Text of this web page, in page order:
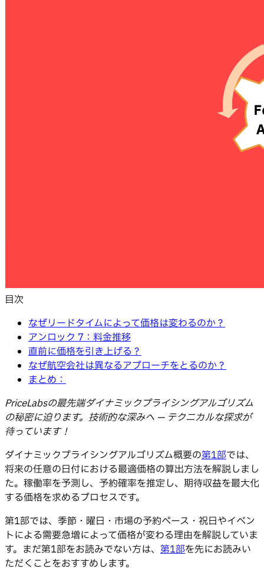
目次
なぜリードタイムによって価格は変わるのか？
アンロック 7：料金推移
直前に価格を引き上げる？
なぜ航空会社は異なるアプローチをとるのか？
まとめ：
PriceLabsの最先端ダイナミックプライシングアルゴリズム
の秘密に迫ります。技術的な深みへ — テクニカルな探求が
待っています！
ダイナミックプライシングアルゴリズム概要の第1部では、
将来の任意の日付における最適価格の算出方法を解説しまし
た。稼働率を予測し、予約確率を推定し、期待収益を最大化
する価格を求めるプロセスです。
第1部では、季節・曜日・市場の予約ペース・祝日やイベン
トによる需要急増によって価格が変わる理由を解説していま
す。まだ第1部をお読みでない方は、 第1部を先にお読みい
ただくことをおすすめします。